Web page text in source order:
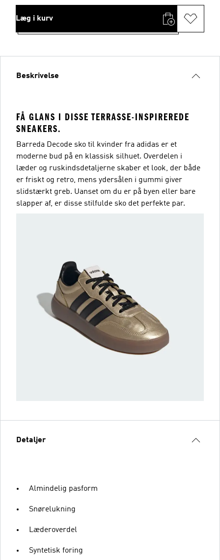
Læg i kurv
Beskrivelse
FÅ GLANS I DISSE TERRASSE-INSPIREREDE
SNEAKERS.
Barreda Decode sko til kvinder fra adidas er et
moderne bud på en klassisk silhuet. Overdelen i
læder og ruskindsdetaljerne skaber et look, der både
er friskt og retro, mens ydersålen i gummi giver
slidstærkt greb. Uanset om du er på byen eller bare
slapper af, er disse stilfulde sko det perfekte par.
Detaljer
Almindelig pasform
Snørelukning
Læderoverdel
Syntetisk foring